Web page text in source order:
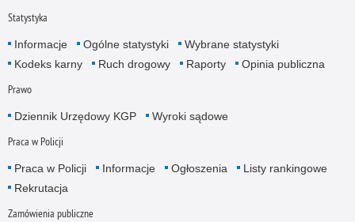
Statystyka
Informacje Ogólne statystyki
Wybrane statystyki
Kodeks karny
Ruch drogowy Raporty Opinia publiczna
Prawo
Dziennik Urzędowy KGP Wyroki sądowe
Praca w Policji
Praca w Policji Informacje Ogłoszenia
Listy rankingowe
Rekrutacja
Zamówienia publiczne